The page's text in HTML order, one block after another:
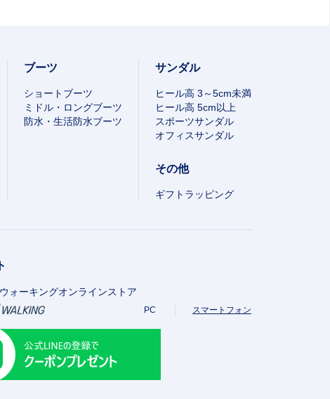
ブーツ
ショートブーツ
ミドル・ロングブーツ
防水・生活防水ブーツ
サンダル
ヒール高 3～5cm未満
ヒール高 5cm以上
スポーツサンダル
オフィスサンダル
その他
ギフトラッピング
ォーキングオンラインストア
PC スマートフォン